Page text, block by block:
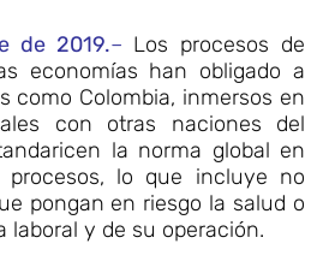
de 2019.– Los procesos de
economías han obligado a
como Colombia, inmersos en
con otras naciones del
la norma global en
lo que incluye no
pongan en riesgo la salud o
laboral y de su operación.